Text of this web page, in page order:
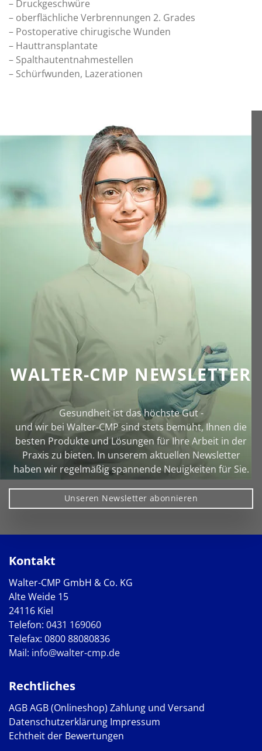
– Druckgeschwüre
– oberflächliche Verbrennungen 2. Grades
– Postoperative chirugische Wunden
– Hauttransplantate
– Spalthautentnahmestellen
– Schürfwunden, Lazerationen
WALTER-CMP NEWSLETTER
Gesundheit ist das höchste Gut -
und wir bei Walter‑CMP sind stets bemüht, Ihnen die
besten Produkte und Lösungen für Ihre Arbeit in der
Praxis zu bieten. In unserem aktuellen Newsletter
haben wir regelmäßig spannende Neuigkeiten für Sie.
Unseren Newsletter abonnieren
Kontakt
Walter-CMP GmbH & Co. KG
Alte Weide 15
24116 Kiel
Telefon: 0431 169060
Telefax: 0800 88080836
Mail: info@walter-cmp.de
Rechtliches
AGBAGB (Onlineshop) Zahlung und Versand
Datenschutzerklärung Impressum
Echtheit der Bewertungen